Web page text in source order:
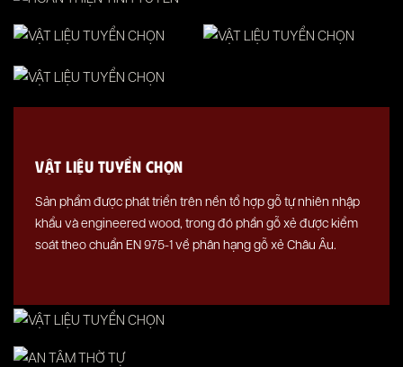
VẬT LIỆU TUYỂN CHỌN
Sản phẩm được phát triển trên nền tổ hợp gỗ tự nhiên nhập
khẩu và engineered wood, trong đó phần gỗ xẻ được kiểm
soát theo chuẩn EN 975-1 về phân hạng gỗ xẻ Châu Âu.